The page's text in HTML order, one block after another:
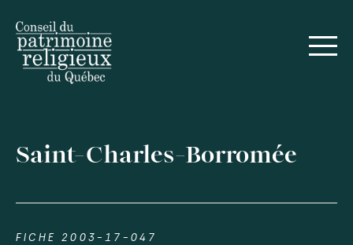
Saint-Charles-Borromée
FICHE 2003-17-047